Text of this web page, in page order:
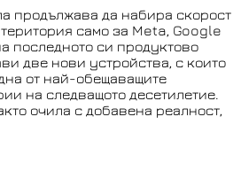
продължава да набира скорост
само за Meta, Google
последното си продуктово
две нови устройства, с които
от най-обещаващите
на следващото десетилетие.
очила с добавена реалност,